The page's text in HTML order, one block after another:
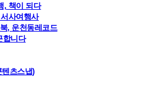
, 책이 되다
사여행사
, 운천동레코드
합니다
츠스냅)